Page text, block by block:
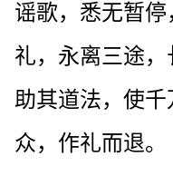
谣歌，悉无暂
礼，永离三途，
助其道法，使
众，作礼而退。